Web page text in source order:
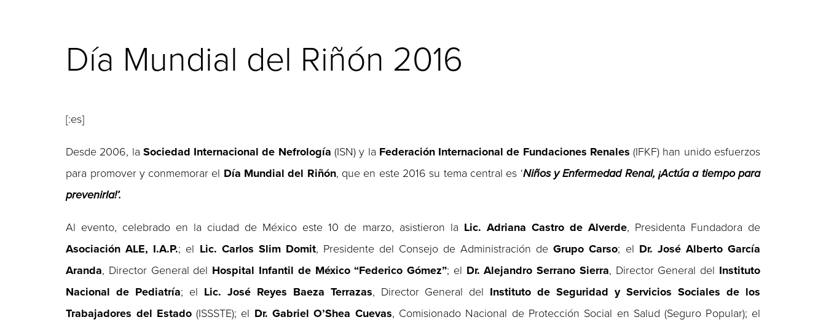
Día Mundial del Riñón 2016
[:es]
Desde 2006, la Sociedad Internacional de Nefrología (ISN) y la Federación Internacional de Fundaciones Renales (IFKF) han unido esfuerzos
para promover y conmemorar el Día Mundial del Riñón, que en este 2016 su tema central es ‘Niños y Enfermedad Renal, ¡Actúa a tiempo para
prevenirla!’.
Al evento, celebrado en la ciudad de México este 10 de marzo, asistieron la Lic. Adriana Castro de Alverde, Presidenta Fundadora de
Asociación ALE, I.A.P.; el Lic. Carlos Slim Domit, Presidente del Consejo de Administración deGrupo Carso; el Dr. José Alberto García
Aranda, Director General del Hospital Infantil de México “Federico Gómez”; el Dr. Alejandro Serrano Sierra, Director General del Instituto
Nacional de Pediatría; el Lic. José Reyes Baeza Terrazas, Director General del Instituto de Seguridad y Servicios Sociales de los
Trabajadores del Estado(ISSSTE); el Dr. Gabriel O’Shea Cuevas, Comisionado Nacional de Protección Social en Salud (Seguro Popular); el